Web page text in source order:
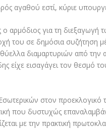
αγαθού εστί, κύριε
ο αρμόδιος για τη
του σε δημόσια συζήτηση
διαμαρτυριών από την
είχε εισαγάγει τον
στον
που δυστυχώς
με την πρακτική